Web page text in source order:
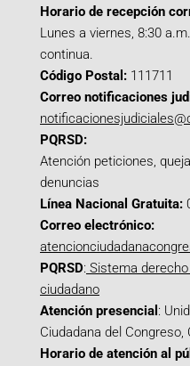
Horario de recepción
Lunes a viernes, 8:30
continua.
Código Postal: 111711
Correo notificaciones
PQRSD:
Atención peticiones,
denuncias
Línea Nacional Gratuita:
Correo electrónico:
PQRSD: Sistema
ciudadano
Atención presencial :
Ciudadana del
Horario de atención al